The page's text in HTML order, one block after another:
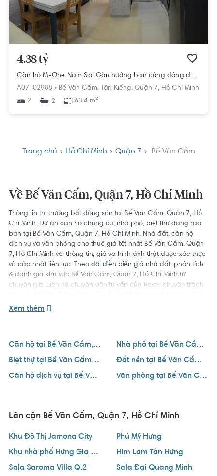
4.38 tỷ
Căn hộ M-One Nam Sài Gòn hướng ban công đông đầy đủ nội thất diện tích 63.4m²
A07102988 • Bế Văn Cấm, Tân Kiểng, Quận 7, Hồ Chí Minh
2
2 63.4 m²
Trang chủ Hồ Chí Minh Quận 7 Bế Văn Cấm
Về Bế Văn Cấm, Quận 7, Hồ Chí Minh
Thông tin thị trường bất động sản tại Bế Văn Cấm, Quận 7, Hồ
Chí Minh. Dự án căn hộ chung cư, nhà phố, biệt thự đang rao
bán tại Bế Văn Cấm, Quận 7, Hồ Chí Minh. Nhà đất, căn hộ
dịch vụ và văn phòng cho thuê giá tốt nhất Bế Văn Cấm, Quận
7, Hồ Chí Minh với thông tin, giá và hình ảnh thật được xác thực
và cập nhật liên tục. Theo dõi diễn biến giá nhà đất, phân tích
& đánh giá khu vực Bế Văn Cấm, Quận 7, Hồ Chí Minh từ
chuyên gia. Liên hệ chuyên viên tư vấn của Rever chuyên trách
234 546 để hỗ trợ bạn tìm được ngôi nhà ưng ý với giá tốt nhất.
Xem thêm
Căn hộ tại Bế Văn Cấm, Quận 7, Hồ Chí Minh
Nhà phố tại Bế Văn Cấm, Quận 7, Hồ Chí Minh
Biệt thự tại Bế Văn Cấm, Quận 7, Hồ Chí Minh
Đất nền tại Bế Văn Cấm, Quận 7, Hồ Chí Minh
Căn hộ dịch vụ tại Bế Văn Cấm, Quận 7, Hồ Chí Minh
Văn phòng tại Bế Văn Cấm, Quận 7, Hồ Chí Minh
Lân cận Bế Văn Cấm, Quận 7, Hồ Chí Minh
Khu Đô Thị Jamona City
Phú Mỹ Hưng
Khu nhà phố Hưng Gia Quận 7
Him Lam Tân Hưng
Sala Saroma Villa Q.2
Sala Đại Quang Minh